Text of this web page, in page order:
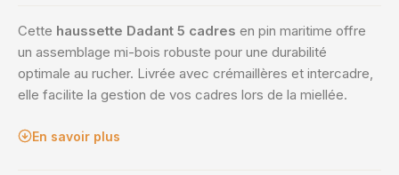
Cette haussette Dadant 5 cadres en pin maritime offre
un assemblage mi-bois robuste pour une durabilité
optimale au rucher. Livrée avec crémaillères et intercadre,
elle facilite la gestion de vos cadres lors de la miellée.
En savoir plus